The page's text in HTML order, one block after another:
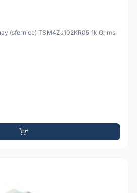
(sfernice) TSM4ZJ102KR05 1k Ohms